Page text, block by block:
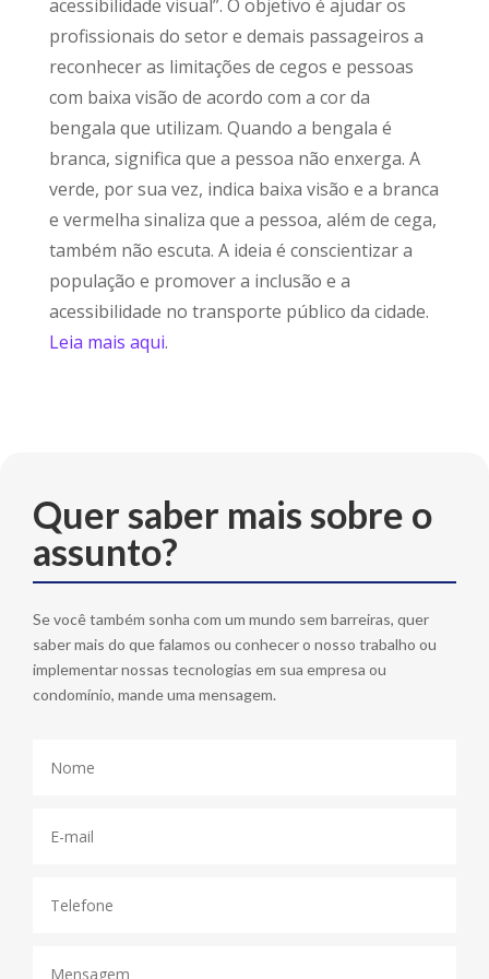
acessibilidade visual”. O objetivo é ajudar os
profissionais do setor e demais passageiros a
reconhecer as limitações de cegos e pessoas
com baixa visão de acordo com a cor da
bengala que utilizam. Quando a bengala é
branca, significa que a pessoa não enxerga. A
verde, por sua vez, indica baixa visão e a branca
e vermelha sinaliza que a pessoa, além de cega,
também não escuta. A ideia é conscientizar a
população e promover a inclusão e a
acessibilidade no transporte público da cidade.
Leia mais aqui.
Quer saber mais sobre o
assunto?
Se você também sonha com um mundo sem barreiras, quer
saber mais do que falamos ou conhecer o nosso trabalho ou
implementar nossas tecnologias em sua empresa ou
condomínio, mande uma mensagem.